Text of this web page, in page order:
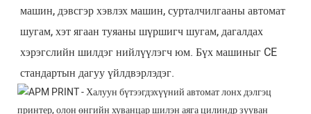
машин, дэвсгэр хэвлэх машин, сурталчилгааны автомат
шугам, хэт ягаан туяаны шүршигч шугам, дагалдах
хэрэгслийн шилдэг нийлүүлэгч юм. Бүх машиныг CE
стандартын дагуу үйлдвэрлэдэг.